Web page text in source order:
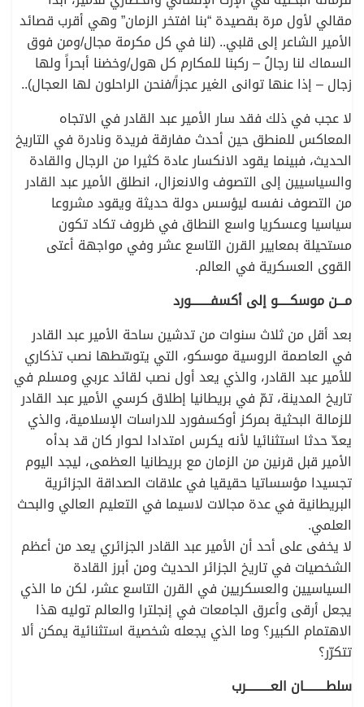
مقالي لأول مرة بقصيدة “بنا افتخر الزمان” وهي أقرب قصائد
الأمير الشاعر إلى قلبي.. (لنا في كل مكرمة مجال/ومن فوق
السماك لنا رجالُ – ركبنا للمكارم كل هول/وخضنا أبحراً ولها
زجال – إذا عنها توانى الغير عجزاً/فنحن الراحلون لها العجال)..
لا عجب في ذلك فقد سار الأمير عبد القادر في الاتجاه
المعاكس للمنطق حين أحدث مفارقة فريدة ونادرة في التاريخ
الحديث، فبينما يقود الانكسار عادة كثيرا من الرجال والقادة
والسياسيين إلى التصوف والانعزال، انطلق الأمير عبد القادر
من التصوف نفسه ليؤسس دولة حديثة ويقود مشروعا
سياسيا وعسكريا واسع النطاق في ظروف تكاد تكون
مستحيلة بمعايير القرن التاسع عشر وفي مواجهة أعتى
القوى العسكرية في العالم.
مـــن موسكـــــو إلى أكسفــــــــورد
بعد أقل من ثلاث سنوات من تدشين ساحة الأمير عبد القادر
في العاصمة الروسية موسكو، التي يتوسّطها نصب تذكاري
للأمير عبد القادر، والذي يعد أول نصب لقائد عربي ومسلم في
تاريخ المدينة، تمّ في بريطانيا إطلاق كرسي الأمير عبد القادر
للزمالة البحثية بمركز أوكسفورد للدراسات الإسلامية، والذي
يعدّ حدثا استثنائيا لأنه يكرس امتدادا لحوار كان قد بدأه
الأمير قبل قرنين من الزمان مع بريطانيا العظمى، ليجد اليوم
تجسيدا مؤسساتيا حقيقيا في علاقات الصداقة الجزائرية
البريطانية في عدة مجالات لاسيما في التعليم العالي والبحث
العلمي.
لا يخفى على أحد أن الأمير عبد القادر الجزائري يعد من أعظم
الشخصيات في تاريخ الجزائر الحديث ومن أبرز القادة
السياسيين والعسكريين في القرن التاسع عشر، لكن ما الذي
يجعل أرقى وأعرق الجامعات في إنجلترا والعالم توليه هذا
الاهتمام الكبير؟ وما الذي يجعله شخصية استثنائية يمكن ألا
تتكرّر؟
سلطـــــــــان العــــــــــرب